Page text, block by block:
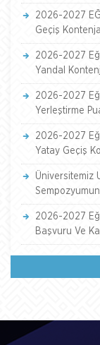
2026-2027
Geçiş
2026-2027
Yandal
2026-2027
Yerleştirme
2026-2027
Yatay Geçiş
Üniversitemiz
2026-2027
Başvuru Ve